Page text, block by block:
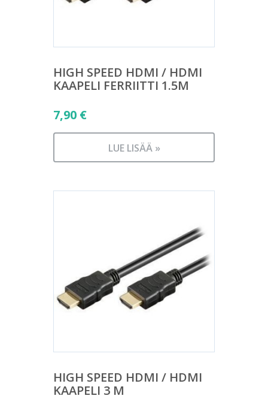
HIGH SPEED HDMI / HDMI
KAAPELI FERRIITTI 1.5M
7,90 €
LUE LISÄÄ »
HIGH SPEED HDMI / HDMI
KAAPELI 3 M